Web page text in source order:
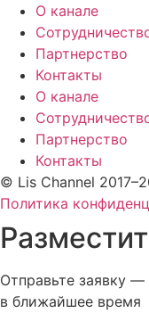
О канале
Партнерство
Контакты
О канале
Партнерство
Контакты
© Lis Channel
Политика
Отправьте заявку
в ближайшее время